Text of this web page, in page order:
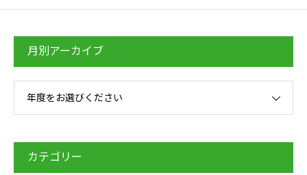
月別アーカイブ
年度をお選びください
カテゴリー